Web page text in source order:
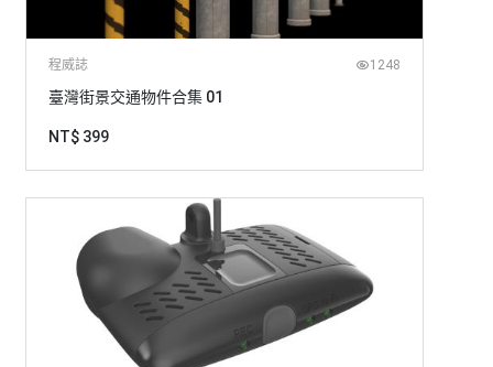
程威誌 1248
臺灣街景交通物件合集 01
NT$ 399